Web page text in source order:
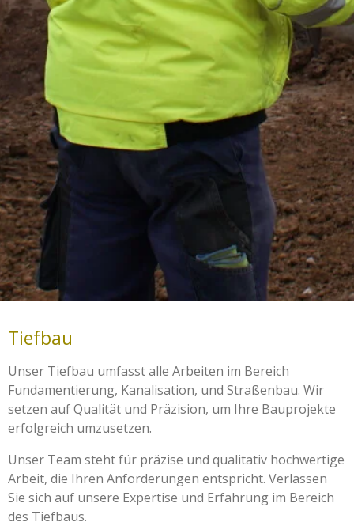
Tiefbau
Unser Tiefbau umfasst alle Arbeiten im Bereich
Fundamentierung, Kanalisation, und Straßenbau. Wir
setzen auf Qualität und Präzision, um Ihre Bauprojekte
erfolgreich umzusetzen.
Unser Team steht für präzise und qualitativ hochwertige
Arbeit, die Ihren Anforderungen entspricht. Verlassen
Sie sich auf unsere Expertise und Erfahrung im Bereich
des Tiefbaus.